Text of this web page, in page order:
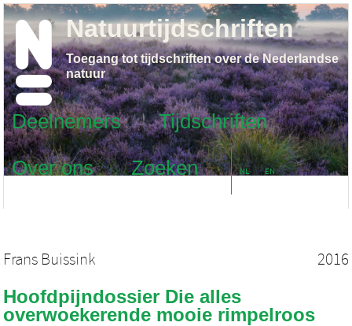
Deelnemers
Tijdschriften
Over ons
Zoeken NL EN
Natuurtijdschriften
Toegang tot tijdschriften over de Nederlandse
natuur
Frans Buissink 2016
Hoofdpijndossier Die alles
overwoekerende mooie rimpelroos